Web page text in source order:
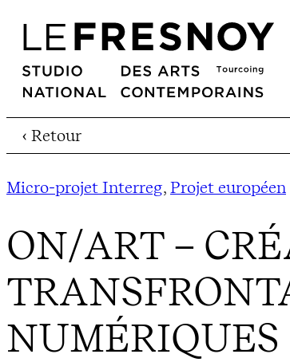
‹ Retour
Micro-projet Interreg, Projet européen
ON/ART –
NUMÉRIQUES